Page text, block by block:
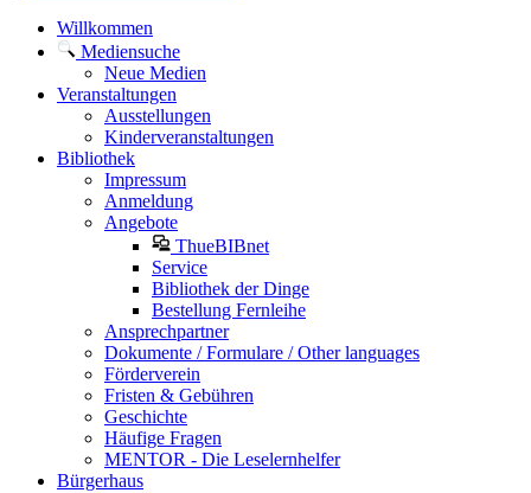
Willkommen
Mediensuche
Neue Medien
Veranstaltungen
Ausstellungen
Kinderveranstaltungen
Bibliothek
Impressum
Anmeldung
Angebote
ThueBIBnet
Service
Bibliothek der Dinge
Bestellung Fernleihe
Ansprechpartner
Dokumente / Formulare / Other languages
Förderverein
Fristen & Gebühren
Geschichte
Häufige Fragen
MENTOR - Die Leselernhelfer
Bürgerhaus